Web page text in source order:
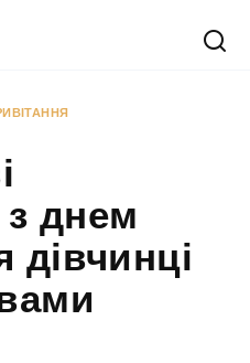
з днем
дівчинці